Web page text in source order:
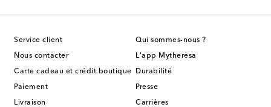
Service client
Nous contacter
Carte cadeau et crédit boutique
Paiement
Livraison
Qui sommes-nous ?
L'app Mytheresa
Durabilité
Presse
Carrières